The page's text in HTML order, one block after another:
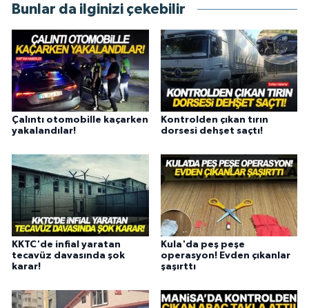
Bunlar da ilginizi çekebilir
Çalıntı otomobille kaçarken
yakalandılar!
Kontrolden çıkan tırın
dorsesi dehşet saçtı!
KKTC'de infial yaratan
tecavüz davasında şok
karar!
Kula'da peş peşe
operasyon! Evden çıkanlar
şaşırttı